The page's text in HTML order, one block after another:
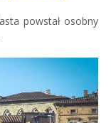
powstał osobny